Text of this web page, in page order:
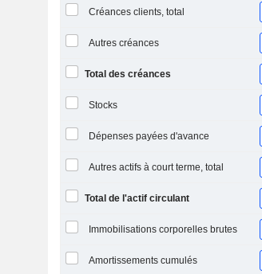
Créances clients, total
Autres créances
Total des créances
Stocks
Dépenses payées d'avance
Autres actifs à court terme, total
Total de l'actif circulant
Immobilisations corporelles brutes
Amortissements cumulés